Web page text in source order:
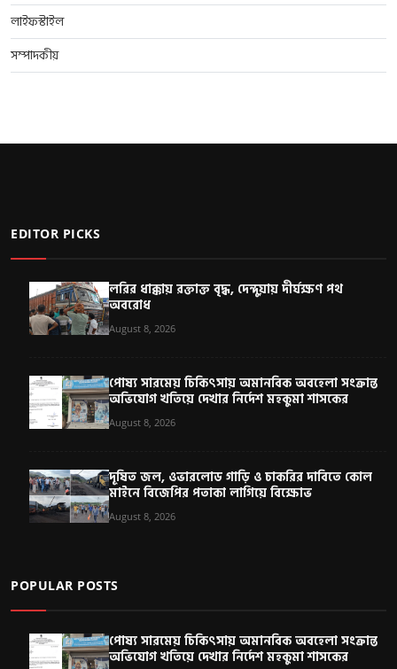
লাইফস্টাইল
সম্পাদকীয়
EDITOR PICKS
লরির ধাক্কায় রক্তাক্ত বৃদ্ধ, দেন্দুয়ায় দীর্ঘক্ষণ পথ
অবরোধ
August 8, 2026
পোষ্য সারমেয় চিকিৎসায় অমানবিক অবহেলা সংক্রান্ত
অভিযোগ খতিয়ে দেখার নির্দেশ মহকুমা শাসকের
August 8, 2026
দূষিত জল, ওভারলোড গাড়ি ও চাকরির দাবিতে কোল
মাইনে বিজেপির পতাকা লাগিয়ে বিক্ষোভ
August 8, 2026
POPULAR POSTS
পোষ্য সারমেয় চিকিৎসায় অমানবিক অবহেলা সংক্রান্ত
অভিযোগ খতিয়ে দেখার নির্দেশ মহকুমা শাসকের